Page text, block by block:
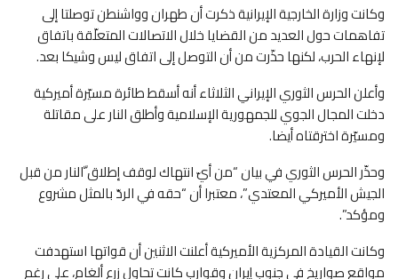
وكانت وزارة الخارجية الإيرانية ذكرت أن طهران وواشنطن توصلتا إلى
تفاهمات حول العديد من القضايا خلال الاتصالات المتعلّقة باتفاق
لإنهاء الحرب، لكنها حذّرت من أن التوصل إلى اتفاق ليس وشيكا بعد.
وأعلن الحرس الثوري الإيراني الثلاثاء أنه أسقط طائرة مسيّرة أميركية
دخلت المجال الجوي للجمهورية الإسلامية وأطلق النار على مقاتلة
ومسيّرة اخترقتاه أيضا.
وحذّر الحرس الثوري في بيان “من أيّ انتهاك لوقف إطلاق ّالنار من قبل
الجيش الأميركي المعتدي”، معتبرا أن “حقه في الردّ بالمثل مشروع
ومؤكد”.
وكانت القيادة المركزية الأميركية أعلنت الاثنين أن قواتها استهدفت
مواقع صواريخ في جنوب إيران وقوارب كانت تحاول زرع ألغام، على رغم